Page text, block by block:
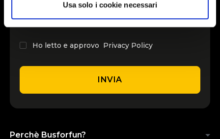
Usa solo i cookie necessari
Ho letto e approvo Privacy Policy
INVIA
Perchè Busforfun?